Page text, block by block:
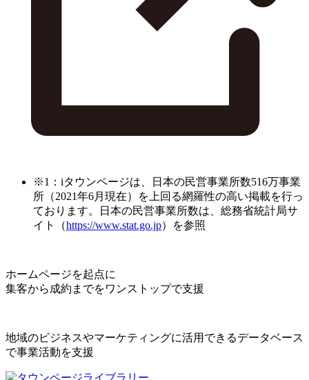
※1：iタウンページは、日本の民営事業所数516万事業
所（2021年6月現在）を上回る網羅性の高い掲載を行っ
ております。日本の民営事業所数は、総務省統計局サ
イト（https://www.stat.go.jp）を参照
ホームページを起点に
集客から成約までをワンストップで支援
地域のビジネスやマーケティングに活用できるデータベース
で事業活動を支援